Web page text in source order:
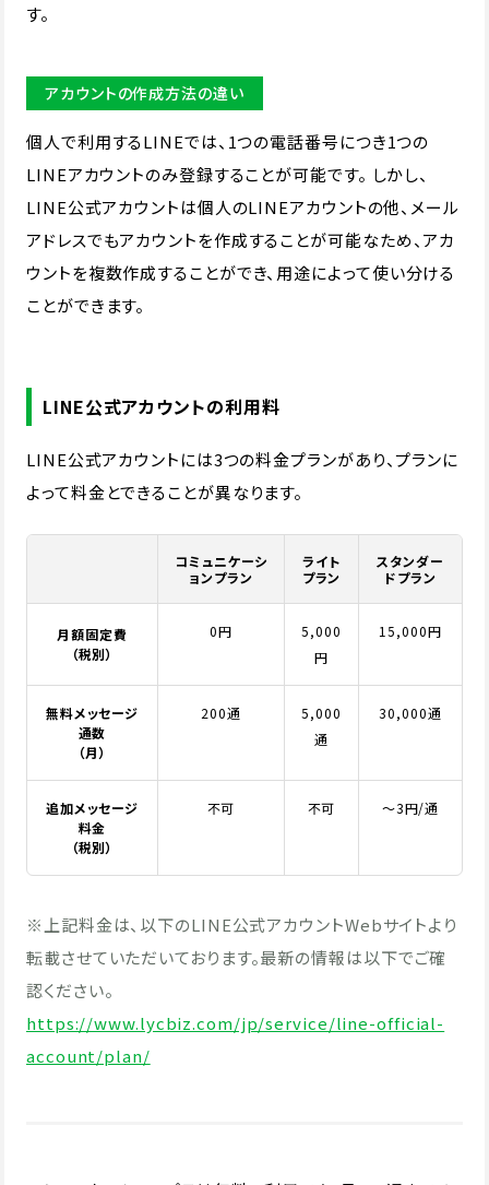
す。
アカウントの作成方法の違い
個人で利用するLINEでは、1つの電話番号につき1つの
LINEアカウントのみ登録することが可能です。 しかし、
LINE公式アカウントは個人のLINEアカウントの他、メール
アドレスでもアカウントを作成することが可能なため、アカ
ウントを複数作成することができ、用途によって使い分ける
ことができます。
LINE公式アカウントの利用料
LINE公式アカウントには3つの料金プランがあり、プランに
よって料金とできることが異なります。
コミュニケーシ
ョンプラン
ライト
プラン
スタンダー
ドプラン
月額固定費
（税別）
0円
5,000
円
15,000円
無料メッセージ
通数
（月）
200通
5,000
通
30,000通
追加メッセージ
料金
（税別）
不可 不可 ～3円/通
※上記料金は、以下のLINE公式アカウントWebサイトより
転載させていただいております。最新の情報は以下でご確
認ください。
https://www.lycbiz.com/jp/service/line-official-
account/plan/